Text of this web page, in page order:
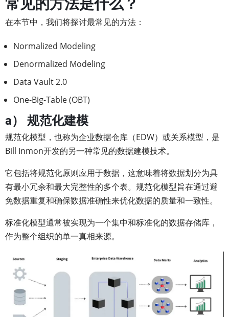
常见的方法是什么？
在本节中，我们将探讨最常见的方法：
Normalized Modeling
Denormalized Modeling
Data Vault 2.0
One-Big-Table (OBT)
a） 规范化建模
规范化模型，也称为企业数据仓库（EDW）或关系模型，是
Bill Inmon开发的另一种常见的数据建模技术。
它包括将规范化原则应用于数据，这意味着将数据划分为具
有最小冗余和最大完整性的多个表。规范化模型旨在通过避
免数据重复和确保数据准确性来优化数据的质量和一致性。
标准化模型通常被实现为一个集中和标准化的数据存储库，
作为整个组织的单一真相来源。